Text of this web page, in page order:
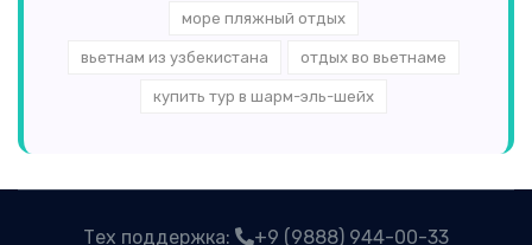
море пляжный отдых
вьетнам из узбекистана отдых во вьетнаме
купить тур в шарм-эль-шейх
Тех поддержка: +9 (9888) 944-00-33